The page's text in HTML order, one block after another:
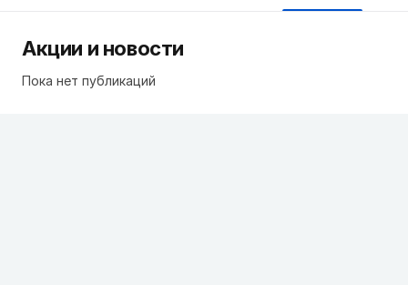
Акции и новости
Пока нет публикаций